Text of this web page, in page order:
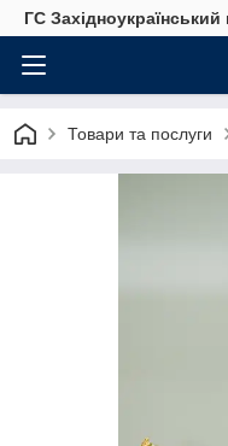
ГС
Товари та послуги